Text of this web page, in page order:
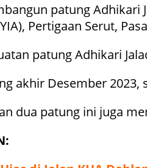
patung
Pertigaan Serut,
patung Adhikari
akhir Desember
dua patung ini juga